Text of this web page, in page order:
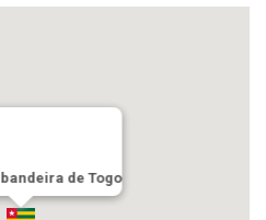
bandeira de Togo